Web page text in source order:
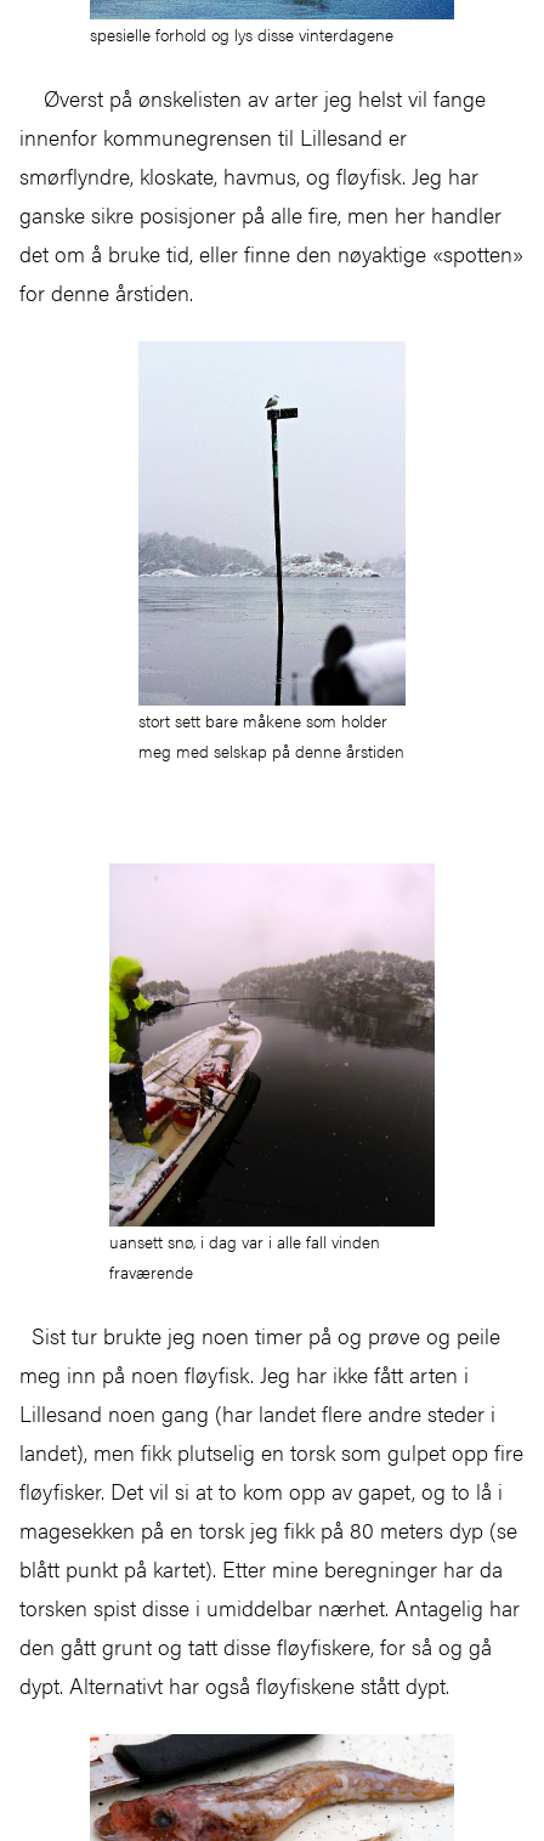
spesielle forhold og lys disse vinterdagene
Øverst på ønskelisten av arter jeg helst vil fange
innenfor kommunegrensen til Lillesand er
smørflyndre, kloskate, havmus, og fløyfisk. Jeg har
ganske sikre posisjoner på alle fire, men her handler
det om å bruke tid, eller finne den nøyaktige «spotten»
for denne årstiden.
stort sett bare måkene som holder
meg med selskap på denne årstiden
uansett snø, i dag var i alle fall vinden
fraværende
Sist tur brukte jeg noen timer på og prøve og peile
meg inn på noen fløyfisk. Jeg har ikke fått arten i
Lillesand noen gang (har landet flere andre steder i
landet), men fikk plutselig en torsk som gulpet opp fire
fløyfisker. Det vil si at to kom opp av gapet, og to lå i
magesekken på en torsk jeg fikk på 80 meters dyp (se
blått punkt på kartet). Etter mine beregninger har da
torsken spist disse i umiddelbar nærhet. Antagelig har
den gått grunt og tatt disse fløyfiskere, for så og gå
dypt. Alternativt har også fløyfiskene stått dypt.